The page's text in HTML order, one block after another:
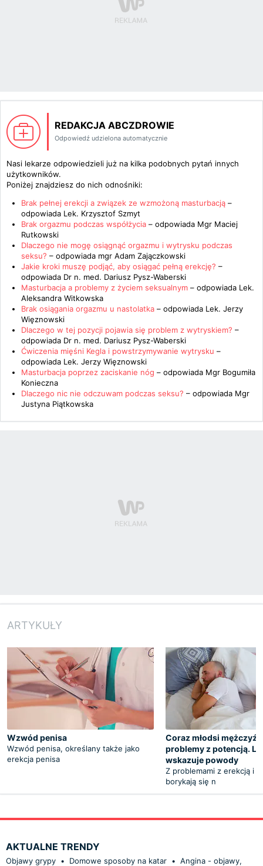
REDAKCJA ABCZDROWIE
Odpowiedź udzielona automatycznie
Nasi lekarze odpowiedzieli już na kilka podobnych pytań innych
użytkowników.
Poniżej znajdziesz do nich odnośniki:
Brak pełnej erekcji a związek ze wzmożoną masturbacją –
odpowiada Lek. Krzysztof Szmyt
Brak orgazmu podczas współżycia – odpowiada Mgr Maciej
Rutkowski
Dlaczego nie mogę osiągnąć orgazmu i wytrysku podczas
seksu? – odpowiada mgr Adam Zajączkowski
Jakie kroki muszę podjąć, aby osiągać pełną erekcję? –
odpowiada Dr n. med. Dariusz Pysz-Waberski
Masturbacja a problemy z życiem seksualnym – odpowiada Lek.
Aleksandra Witkowska
Brak osiągania orgazmu u nastolatka – odpowiada Lek. Jerzy
Więznowski
Dlaczego w tej pozycji pojawia się problem z wytryskiem? –
odpowiada Dr n. med. Dariusz Pysz-Waberski
Ćwiczenia mięśni Kegla i powstrzymywanie wytrysku –
odpowiada Lek. Jerzy Więznowski
Masturbacja poprzez zaciskanie nóg – odpowiada Mgr Bogumiła
Konieczna
Dlaczego nic nie odczuwam podczas seksu? – odpowiada Mgr
Justyna Piątkowska
ARTYKUŁY
Wzwód penisa
Wzwód penisa, określany także jako
erekcja penisa
Coraz młodsi
problemy z potencją.
wskazuje powody
Z problemami z erekcją i
borykają się n
AKTUALNE TRENDY
Objawy grypy • Domowe sposoby na katar • Angina - objawy,